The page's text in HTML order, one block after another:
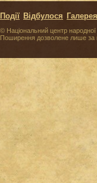
© Національний центр
Поширення дозволене лише за
Події Відбулося Галерея